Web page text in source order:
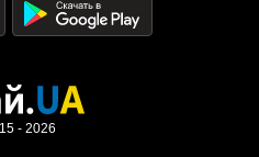
- 2026